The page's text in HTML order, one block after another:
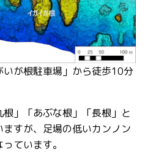
いが根駐車場」から徒歩10分
」「あぶな根」「長根」と
すが、足場の低いカンノン
ています。